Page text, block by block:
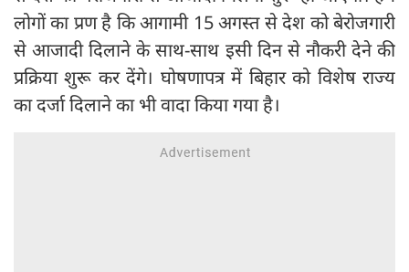
लोगों का प्रण है कि आगामी 15 अगस्त से देश को बेरोजगारी
से आजादी दिलाने के साथ-साथ इसी दिन से नौकरी देने की
प्रक्रिया शुरू कर देंगे। घोषणापत्र में बिहार को विशेष राज्य
का दर्जा दिलाने का भी वादा किया गया है।